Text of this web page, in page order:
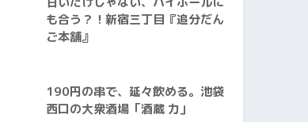
も合う？！新宿三丁目『追分だん
ご本舗』
190円の串で、延々飲める。池袋
西口の大衆酒場「酒蔵 力」